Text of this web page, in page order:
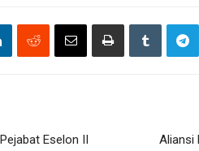
Eselon II
Aliansi